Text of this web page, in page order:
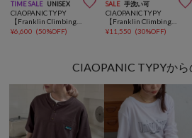
TIME SALE UNISEX
CIAOPANIC TYPY
¥6,600 (50%OFF)
SALE 手洗い可
CIAOPANIC TYPY
¥11,550 (30%OFF)
CIAOPANIC TYPYか